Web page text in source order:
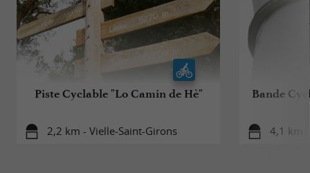
Piste Cyclable "Lo Camin de Hè"
2,2 km - Vielle-Saint-Girons
Bande
4,1 km